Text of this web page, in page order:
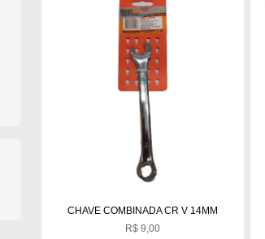
CHAVE COMBINADA CR V 14MM
R$9,00